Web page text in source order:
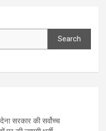
Search
सरकार की सर्वोच्च